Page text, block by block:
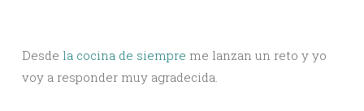
Desde la cocina de siempre me lanzan un reto y yo
voy a responder muy agradecida.